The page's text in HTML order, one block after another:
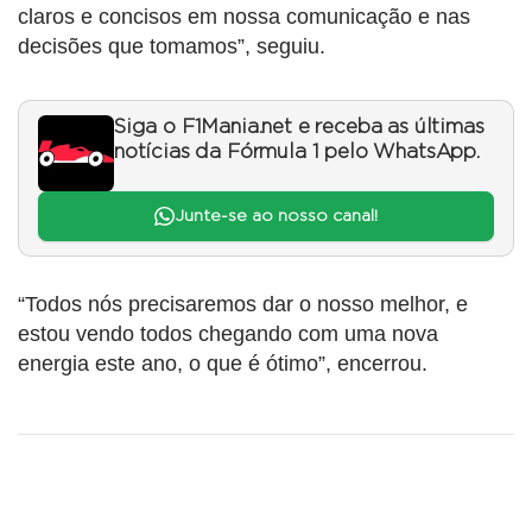
claros e concisos em nossa comunicação e nas
decisões que tomamos”, seguiu.
Siga o F1Mania.net e receba as últimas
notícias da Fórmula 1 pelo WhatsApp.
Junte-se ao nosso canal!
“Todos nós precisaremos dar o nosso melhor, e
estou vendo todos chegando com uma nova
energia este ano, o que é ótimo”, encerrou.